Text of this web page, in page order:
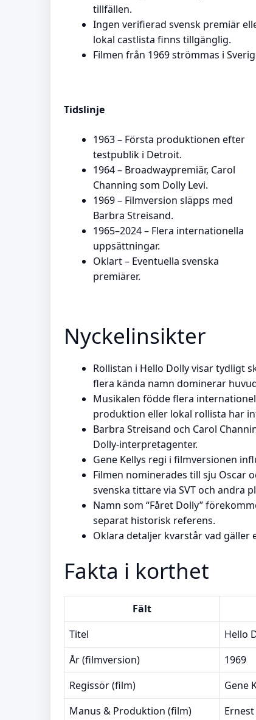
tillfällen.
Ingen verifierad svensk premiär
lokal castlista finns tillgänglig.
Filmen från 1969 strömmas i
Tidslinje
1963 – Första produktionen efter
testpublik i Detroit.
1964 – Broadwaypremiär, Carol
Channing som Dolly Levi.
1969 – Filmversion släpps med
Barbra Streisand.
1965–2024 – Flera internationella
uppsättningar.
Oklart – Eventuella svenska
premiärer.
Nyckelinsikter
Rollistan i Hello Dolly visar tydligt
flera kända namn dominerar
Musikalen födde flera
produktion eller lokal rollista har
Barbra Streisand och Carol
Dolly-interpretagenter.
Gene Kellys regi i filmversionen
Filmen nominerades till sju Oscar
svenska tittare via SVT och andra
Namn som “Fåret Dolly”
separat historisk referens.
Oklara detaljer kvarstår vad gäller
Fakta i korthet
Fält
Titel
Hello
År (filmversion)
1969
Regissör (film)
Gene
Manus & Produktion (film)